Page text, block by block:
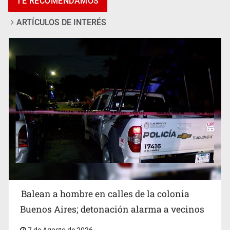
SCJN ordena al Congreso de Jalisco eliminar la
adopción simple
ARTÍCULOS DE INTERÉS
Balean a hombre en calles de la colonia
Buenos Aires; detonación alarma a vecinos